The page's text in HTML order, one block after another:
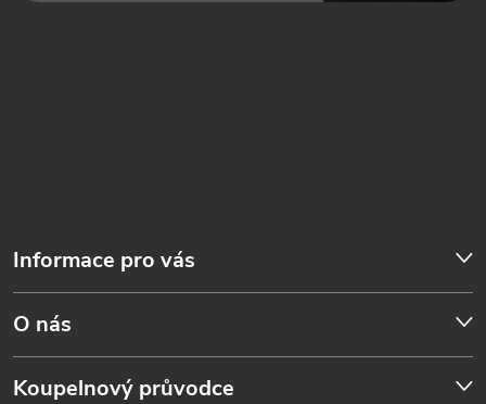
Informace pro vás
O nás
Koupelnový průvodce